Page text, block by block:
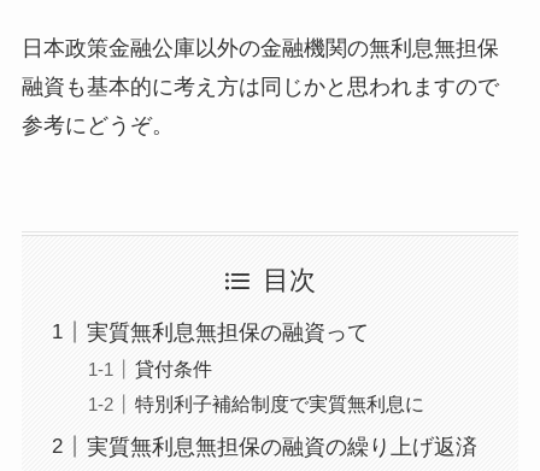
日本政策金融公庫以外の金融機関の無利息無担保
融資も基本的に考え方は同じかと思われますので
参考にどうぞ。
目次
実質無利息無担保の融資って
貸付条件
特別利子補給制度で実質無利息に
実質無利息無担保の融資の繰り上げ返済